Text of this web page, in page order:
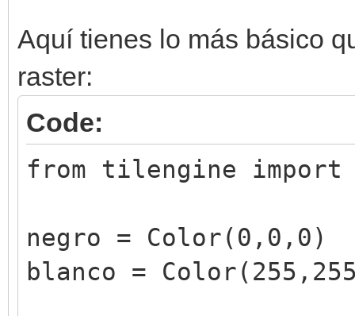
Aquí tienes lo más básico
raster:
Code:
from tilengine import
negro = Color(0,0,0)
blanco =